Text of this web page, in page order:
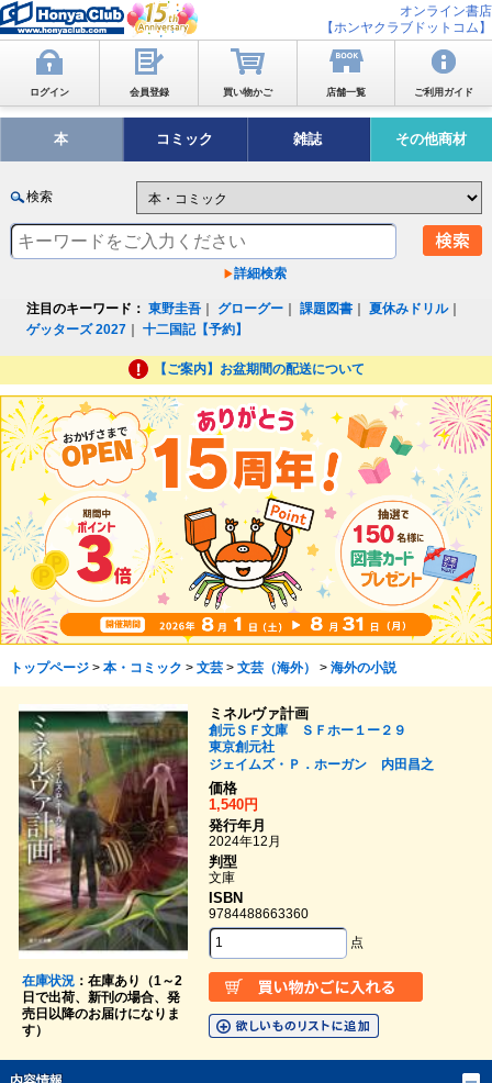
オンライン書店
【ホンヤクラブドットコム】
ログイン 会員登録 買い物かご 店舗一覧 ご利用ガイド
本 コミック 雑誌 その他商材
検索
詳細検索
注目のキーワード： 東野圭吾 グローグー ｜課題図書 ｜夏休みドリル｜
ゲッターズ 2027 ｜十二国記【予約】
【ご案内】お盆期間の配送について
トップページ> 本・コミック > 文芸> 文芸（海外） > 海外の小説
在庫状況：在庫あり（1～2
日で出荷、新刊の場合、発
売日以降のお届けになりま
す）
ミネルヴァ計画
創元ＳＦ文庫 ＳＦホー１ー２９
東京創元社
ジェイムズ・Ｐ．ホーガン
内田昌之
価格
1,540円
発行年月
2024年12月
判型
文庫
ISBN
9784488663360
点